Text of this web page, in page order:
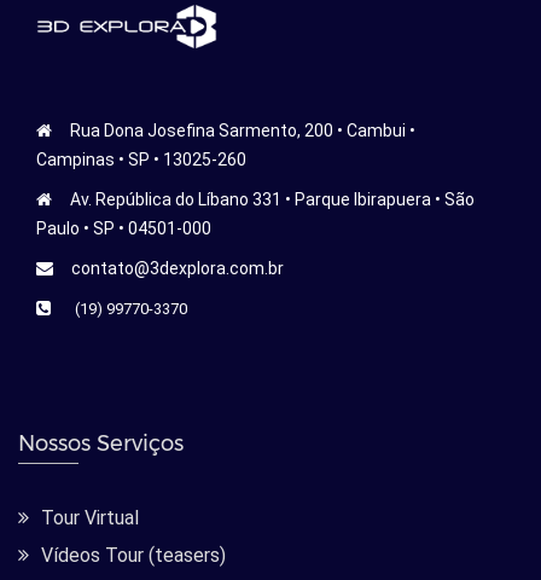
Rua Dona Josefina Sarmento, 200 • Cambui •
Campinas • SP • 13025-260
Av. República do Líbano 331 • Parque Ibirapuera • São
Paulo • SP • 04501-000
contato@3dexplora.com.br
(19) 99770-3370
Nossos Serviços
Tour Virtual
Vídeos Tour (teasers)